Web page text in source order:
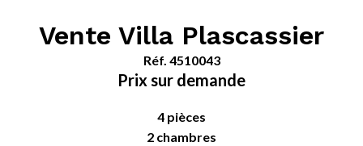
Vente Villa Plascassier
Réf. 4510043
Prix sur demande
4 pièces
2 chambres